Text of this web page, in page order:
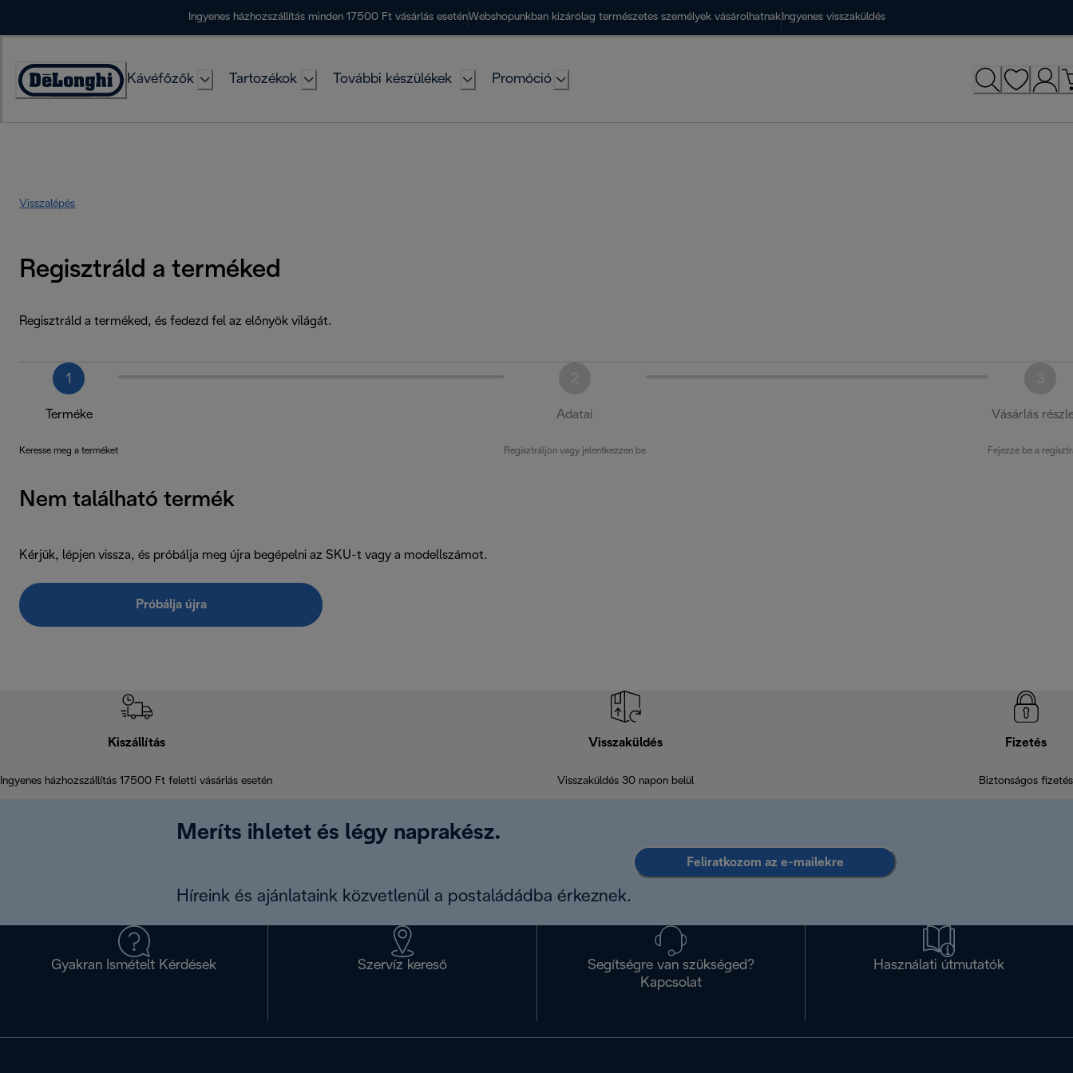
Ingyenes házhozszállítás minden 17500 Ft vásárlás eseténWebshopunkban kizárólag természetes személyek vásárolhatnak Ingyenes visszaküldés
Accessibility
Kávéfőzők Tartozékok További készülékek Promóció
Visszalépés
Regisztráld a terméked
Regisztráld a terméked, és fedezd fel az előnyök világát.
1
Terméke
Keresse meg a terméket
Adatai
Regisztráljon vagy jelentkezzen be
Vásárlás
Fejezze be a
Nem található termék
Kérjük, lépjen vissza, és próbálja meg újra begépelni az SKU-t vagy a modellszámot.
Próbálja újra
Kiszállítás
Ingyenes házhozszállítás 17500 Ft feletti vásárlás esetén
Visszaküldés
Visszaküldés 30 napon belül
Fizetés
Biztonságos fizetés
Meríts ihletet és légy naprakész.
Híreink és ajánlataink közvetlenül a postaládádba érkeznek.
Feliratkozom az e-mailekre
Gyakran Ismételt Kérdések Szervíz kereső
Segítségre van szükséged?
Kapcsolat
Használati útmutatók